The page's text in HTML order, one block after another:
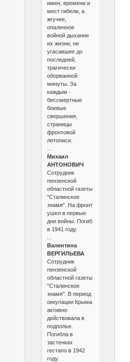
имен, времени и
мест гибели, а
жгучее,
опаленное
войной дыхание
их жизни, не
угасавшее до
последней,
трагически
оборванной
минуты. За
каждым -
бессмертные
боевые
свершения,
страницы
фронтовой
летописи.
Михаил
АНТОНОВИЧ
Сотрудник
пензенской
областной газеты
"Сталинское
знамя". На фронт
ушел в первые
дни войны. Погиб
в 1941 году.
Валентина
ВЕРГИЛЬЕВА
Сотрудник
пензенской
областной газеты
"Сталинское
знамя". В период
оккупации Крыма
активно
действовала в
подполье.
Погибла в
застенках
гестапо в 1942
году.